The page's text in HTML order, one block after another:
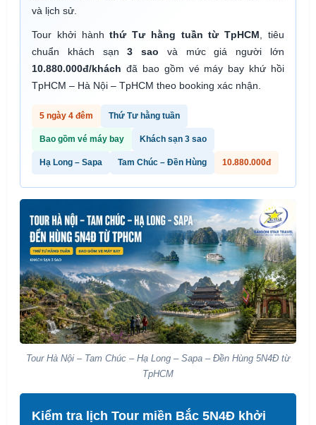
và lịch sử.
Tour khởi hànhthứ Tư hằng tuần từ TpHCM , tiêu
chuẩn khách sạn3 sao và mức giá người lớn
10.880.000đ/khách đã bao gồm vé máy bay khứ hồi
TpHCM – Hà Nội – TpHCM theo booking xác nhận.
5 ngày 4 đêm Thứ Tư hằng tuần
Bao gồm vé máy bay Khách sạn 3 sao
Hạ Long – Sapa Tam Chúc – Đền Hùng 10.880.000đ
Tour Hà Nội – Tam Chúc – Hạ Long – Sapa – Đền Hùng 5N4Đ từ
TpHCM
Kiểm tra lịch Tour miền Bắc 5N4Đ khởi